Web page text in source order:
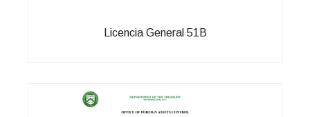
Licencia General 51B